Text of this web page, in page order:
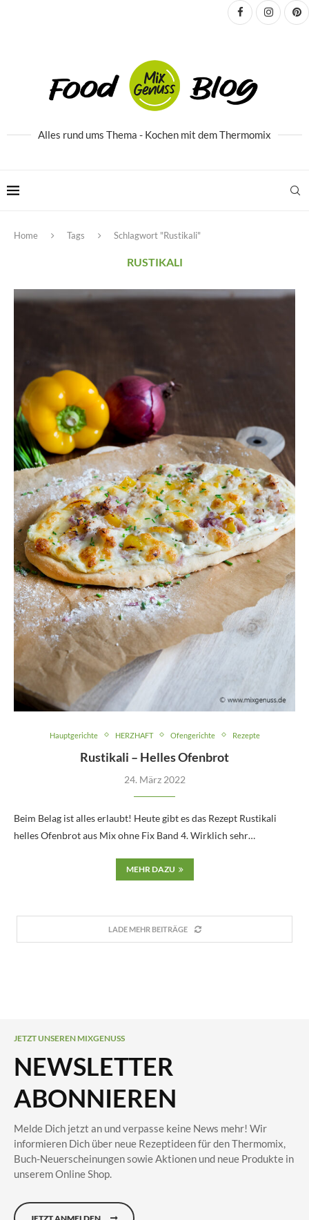
Alles rund ums Thema - Kochen mit dem Thermomix
Home Tags Schlagwort "Rustikali"
RUSTIKALI
Hauptgerichte HERZHAFT Ofengerichte Rezepte
Rustikali – Helles Ofenbrot
24. März 2022
Beim Belag ist alles erlaubt! Heute gibt es das Rezept Rustikali
helles Ofenbrot aus Mix ohne Fix Band 4. Wirklich sehr…
MEHR DAZU
LADE MEHR BEITRÄGE
JETZT UNSEREN MIXGENUSS
NEWSLETTER
ABONNIEREN
Melde Dich jetzt an und verpasse keine News mehr! Wir
informieren Dich über neue Rezeptideen für den Thermomix,
Buch-Neuerscheinungen sowie Aktionen und neue Produkte in
unserem Online Shop.